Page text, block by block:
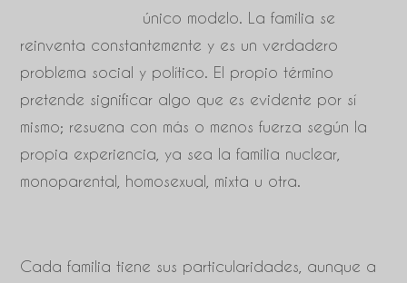
único modelo. La familia se
reinventa constantemente y es un verdadero
problema social y político. El propio término
pretende significar algo que es evidente por sí
mismo; resuena con más o menos fuerza según la
propia experiencia, ya sea la familia nuclear,
monoparental, homosexual, mixta u otra.
Cada familia tiene sus particularidades, aunque a